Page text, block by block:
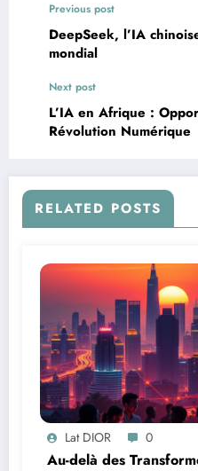
Previous post
DeepSeek, l’IA
mondial
Next post
L’IA en Afrique :
Révolution Numérique
RELATED POSTS
Lat DIOR 0
Au-delà des